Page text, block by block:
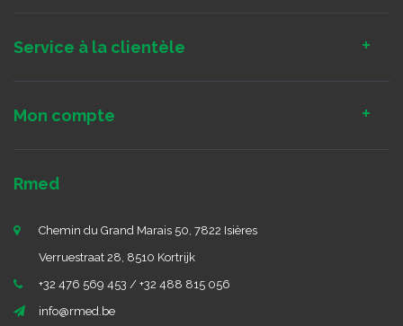
Service à la clientèle
Mon compte
Rmed
Chemin du Grand Marais 50, 7822 Isières
Verruestraat 28, 8510 Kortrijk
+32 476 569 453 / +32 488 815 056
info@rmed.be